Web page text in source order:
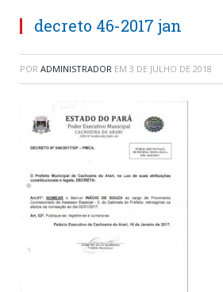
decreto 46-2017 jan
POR ADMINISTRADOR EM 3 DE JULHO DE 2018